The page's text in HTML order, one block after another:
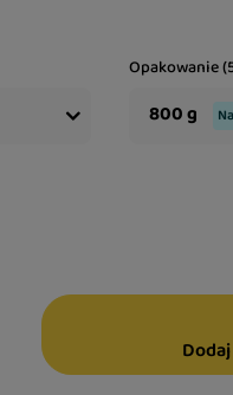
Opakowanie
800 g